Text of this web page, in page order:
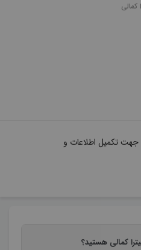
کمالی
جهت تکمیل اطلاعات و
کمالی هستید؟